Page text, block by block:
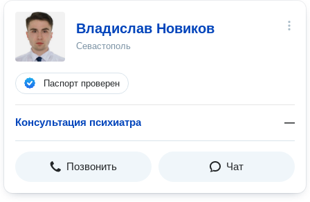
Владислав Новиков
Севастополь
Паспорт проверен
Консультация психиатра —
Позвонить Чат